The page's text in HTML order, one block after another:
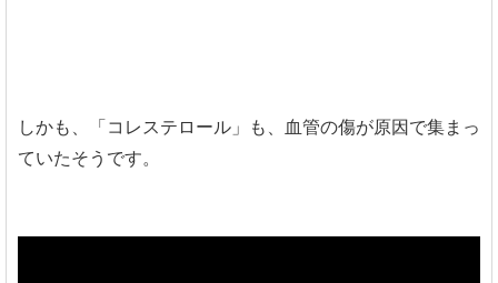
しかも、「コレステロール」も、血管の傷が原因で集まっ
ていたそうです。